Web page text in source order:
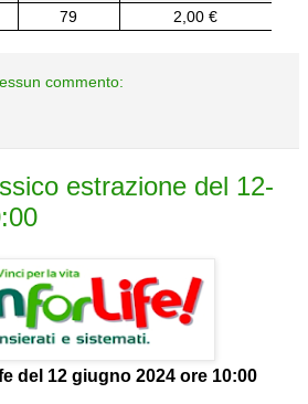
79 2,00 €
commento:
estrazione del 12-
del 12 giugno 2024 ore 10:00